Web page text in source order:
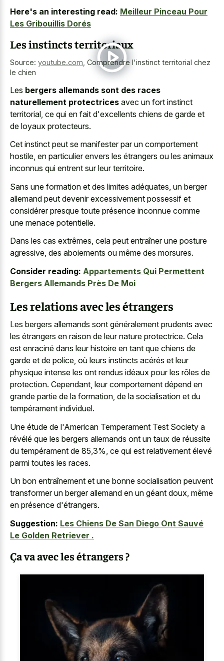
Here's an interesting read: Meilleur Pinceau Pour
Les Gribouillis Dorés
Les instincts territoriaux
Source: youtube.com, Comprendre l'instinct territorial chez
le chien
Les bergers allemands sont des races
naturellement protectrices avec un fort instinct
territorial, ce qui en fait d'excellents chiens de garde et
de loyaux protecteurs.
Cet instinct peut se manifester par un comportement
hostile, en particulier envers les étrangers ou les animaux
inconnus qui entrent sur leur territoire.
Sans une formation et des limites adéquates, un berger
allemand peut devenir excessivement possessif et
considérer presque toute présence inconnue comme
une menace potentielle.
Dans les cas extrêmes, cela peut entraîner une posture
agressive, des aboiements ou même des morsures.
Consider reading: Appartements Qui Permettent
Bergers Allemands Près De Moi
Les relations avec les étrangers
Les bergers allemands sont généralement prudents avec
les étrangers en raison de leur nature protectrice. Cela
est enraciné dans leur histoire en tant que chiens de
garde et de police, où leurs instincts acérés et leur
physique intense les ont rendus idéaux pour les rôles de
protection. Cependant, leur comportement dépend en
grande partie de la formation, de la socialisation et du
tempérament individuel.
Une étude de l'American Temperament Test Society a
révélé que les bergers allemands ont un taux de réussite
du tempérament de 85,3%, ce qui est relativement élevé
parmi toutes les races.
Un bon entraînement et une bonne socialisation peuvent
transformer un berger allemand en un géant doux, même
en présence d'étrangers.
Suggestion: Les Chiens De San Diego Ont Sauvé
Le Golden Retriever .
Ça va avec les étrangers ?